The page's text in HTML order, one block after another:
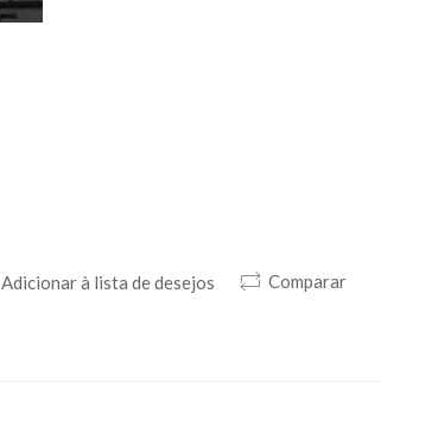
Adicionar à lista de desejos Comparar